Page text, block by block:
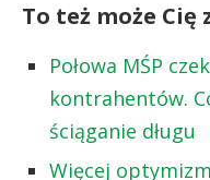
To też może
Połowa MŚP
kontrahentów.
ściąganie długu
Więcej